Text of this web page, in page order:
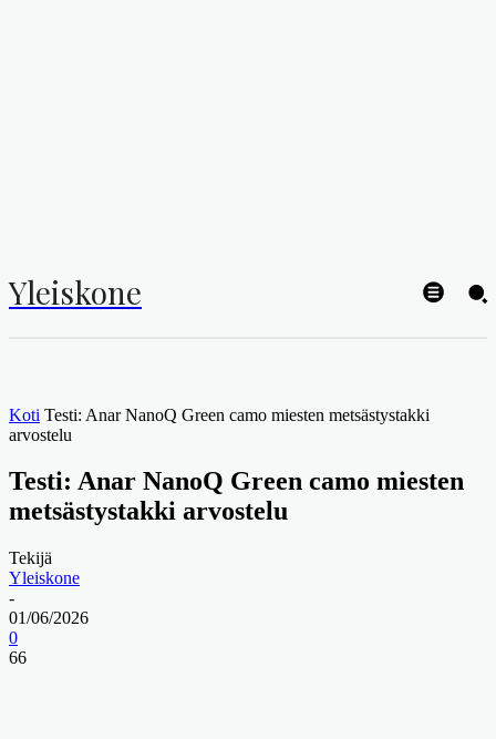
Yleiskone
Koti Testi: Anar NanoQ Green camo miesten metsästystakki
arvostelu
Testi: Anar NanoQ Green camo miesten
metsästystakki arvostelu
Tekijä
Yleiskone
-
01/06/2026
0
66